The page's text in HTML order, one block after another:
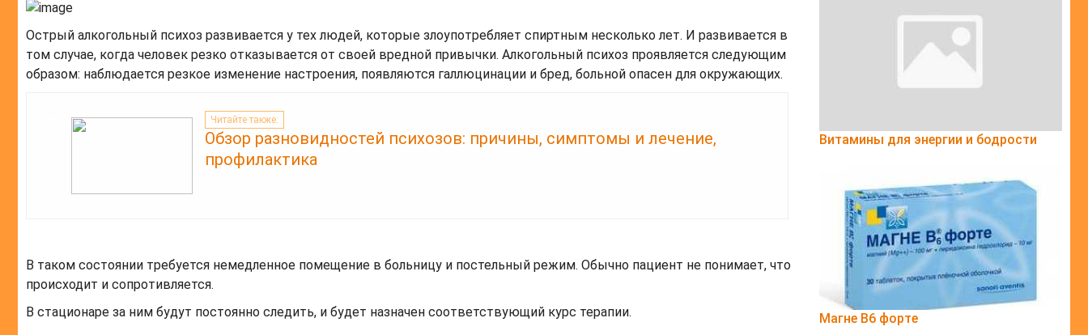
Острый алкогольный психоз развивается у тех людей, которые злоупотребляет спиртным несколько лет. И развивается в
том случае, когда человек резко отказывается от своей вредной привычки. Алкогольный психоз проявляется следующим
образом: наблюдается резкое изменение настроения, появляются галлюцинации и бред, больной опасен для окружающих.
Читайте также:
Обзор разновидностей психозов: причины, симптомы и лечение,
профилактика
В таком состоянии требуется немедленное помещение в больницу и постельный режим. Обычно пациент не понимает, что
происходит и сопротивляется.
В стационаре за ним будут постоянно следить, и будет назначен соответствующий курс терапии.
Витамины для энергии и бодрости
Магне B6 форте